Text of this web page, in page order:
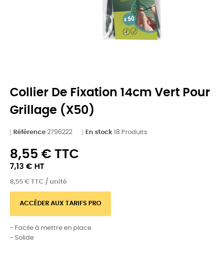
Collier De Fixation 14cm Vert Pour
Grillage (x50)
Référence 2796222 En stock 18 Produits
8,55 € TTC
7,13 € HT
8,55 € TTC / unité
ACCÉDER AUX TARIFS PRO
- Facile à mettre en place
- Solide